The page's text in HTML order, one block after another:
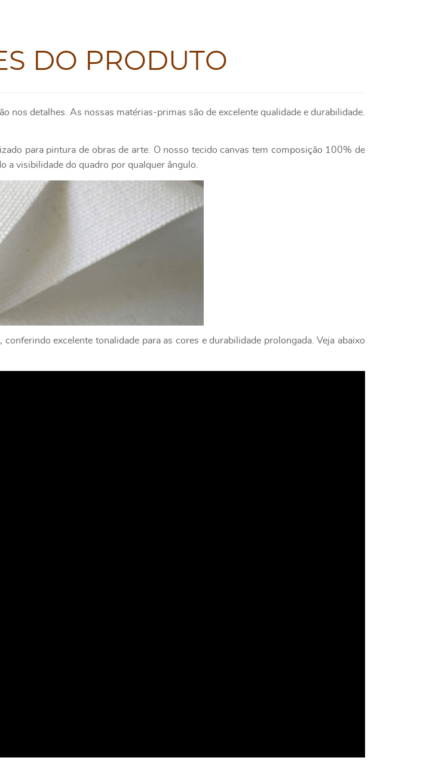
DO PRODUTO
nos detalhes. As nossas matérias-primas são de excelente qualidade e durabilidade.
para pintura de obras de arte. O nosso tecido canvas tem composição 100% de
a visibilidade do quadro por qualquer ângulo.
excelente tonalidade para as cores e durabilidade prolongada. Veja abaixo